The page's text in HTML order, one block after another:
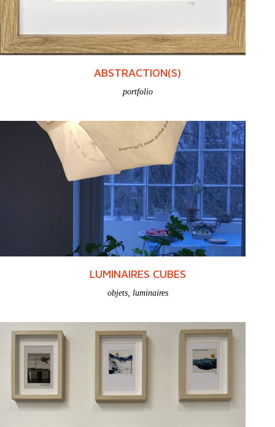
ABSTRACTION(S)
portfolio
LUMINAIRES CUBES
objets, luminaires